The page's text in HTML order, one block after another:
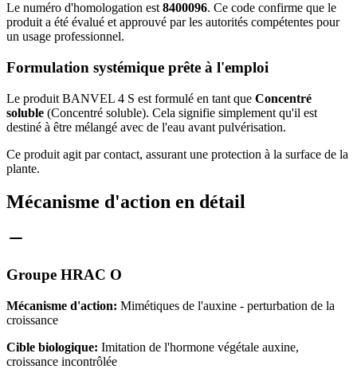
Le numéro d'homologation est 8400096. Ce code confirme que le
produit a été évalué et approuvé par les autorités compétentes pour
un usage professionnel.
Formulation systémique prête à l'emploi
Le produit BANVEL 4 S est formulé en tant que Concentré
soluble (Concentré soluble). Cela signifie simplement qu'il est
destiné à être mélangé avec de l'eau avant pulvérisation.
Ce produit agit par contact, assurant une protection à la surface de la
plante.
Mécanisme d'action en détail
Groupe HRAC O
Mécanisme d'action: Mimétiques de l'auxine - perturbation de la
croissance
Cible biologique: Imitation de l'hormone végétale auxine,
croissance incontrôlée